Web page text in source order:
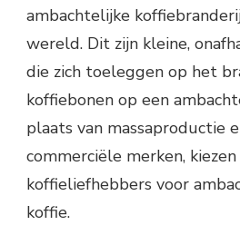
ambachtelijke
wereld. Dit zijn kleine,
die zich toeleggen op het
koffiebonen op een
plaats van massaproductie
commerciële merken,
koffieliefhebbers voor
koffie.